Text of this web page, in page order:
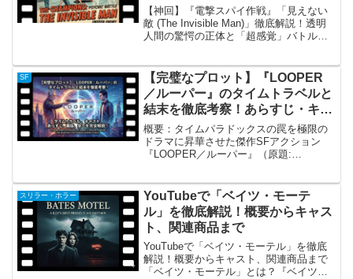
「超感覚」バトルの結末
【神回】『電撃スパイ作戦』「見えない
敵 (The Invisible Man)」徹底解説！透明
人間の驚愕の正体と「超感覚」バトルの
撃スパイ作戦（...
SF
【完璧なプロット】『LOOPER
／ルーパー』のタイムトラベルと
結末を徹底考察！あらすじ・キャ
スト・裏話まで完全解説
概要：タイムパラドックスの罠を極限の
ドラマに昇華させた傑作SFアクション
『LOOPER／ルーパー』（原題:
ション映画です。監督・脚本を務めたの
は、後に『ス...
スリラー・ホラー
YouTubeで「ベイツ・モーテ
ル」を徹底解説！概要からキャス
ト、関連商品まで
YouTubeで「ベイツ・モーテル」を徹底
解説！概要からキャスト、関連商品まで
「ベイツ・モーテル」とは？『ベイツ・